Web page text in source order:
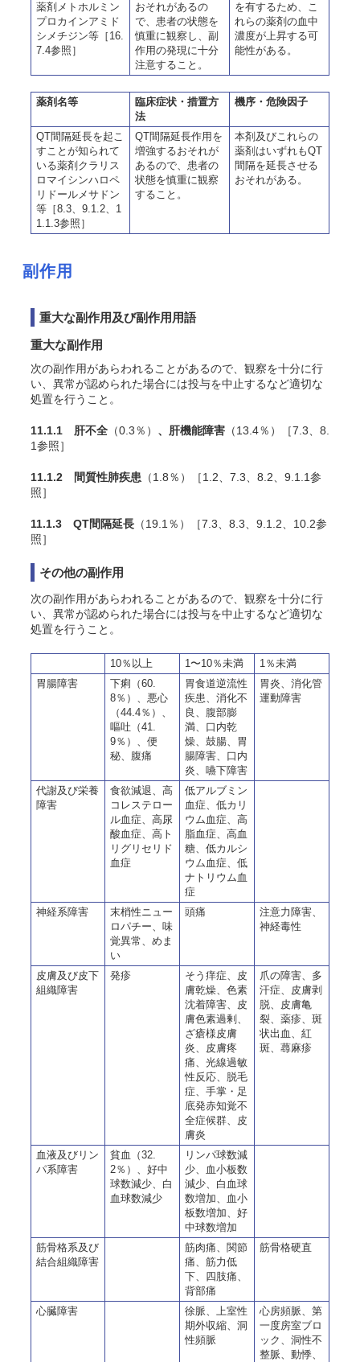
薬剤メトホルミン
プロカインアミド
シメチジン等［16.
7.4参照］
おそれがあるの
で、患者の状態を
慎重に観察し、副
作用の発現に十分
注意すること。
を有するため、こ
れらの薬剤の血中
濃度が上昇する可
能性がある。
薬剤名等
臨床症状・措置方
法
機序・危険因子
QT間隔延長を起こ
すことが知られて
いる薬剤クラリス
ロマイシンハロペ
リドールメサドン
等［8.3、9.1.2、1
1.1.3参照］
QT間隔延長作用を
増強するおそれが
あるので、患者の
状態を慎重に観察
すること。
本剤及びこれらの
薬剤はいずれもQT
間隔を延長させる
おそれがある。
副作用
重大な副作用及び副作用用語
重大な副作用
次の副作用があらわれることがあるので、観察を十分に行
い、異常が認められた場合には投与を中止するなど適切な
処置を行うこと。
11.1.1 肝不全 （0.3％） 、肝機能障害 （13.4％）［7.3、8.
1参照］
11.1.2 間質性肺疾患 （1.8％）［1.2、7.3、8.2、9.1.1参
照］
11.1.3 QT間隔延長 （19.1％）［7.3、8.3、9.1.2、10.2参
照］
その他の副作用
次の副作用があらわれることがあるので、観察を十分に行
い、異常が認められた場合には投与を中止するなど適切な
処置を行うこと。
10％以上 1〜10％未満
1％未満
胃腸障害
下痢（60.
8％）、悪心
（44.4％）、
嘔吐（41.
9％）、便
秘、腹痛
胃食道逆流性
疾患、消化不
良、腹部膨
満、口内乾
燥、鼓腸、胃
腸障害、口内
炎、嚥下障害
胃炎、消化管
運動障害
代謝及び栄養
障害
食欲減退、高
コレステロー
ル血症、高尿
酸血症、高ト
リグリセリド
血症
低アルブミン
血症、低カリ
ウム血症、高
脂血症、高血
糖、低カルシ
ウム血症、低
ナトリウム血
症
神経系障害
末梢性ニュー
ロパチー、味
覚異常、めま
い
頭痛
注意力障害、
神経毒性
皮膚及び皮下
組織障害
発疹
そう痒症、皮
膚乾燥、色素
沈着障害、皮
膚色素過剰、
ざ瘡様皮膚
炎、皮膚疼
痛、光線過敏
性反応、脱毛
症、手掌・足
底発赤知覚不
全症候群、皮
膚炎
爪の障害、多
汗症、皮膚剥
脱、皮膚亀
裂、薬疹、斑
状出血、紅
斑、蕁麻疹
血液及びリン
パ系障害
貧血（32.
2％）、好中
球数減少、白
血球数減少
リンパ球数減
少、血小板数
減少、白血球
数増加、血小
板数増加、好
中球数増加
筋骨格系及び
結合組織障害
筋肉痛、関節
痛、筋力低
下、四肢痛、
背部痛
筋骨格硬直
心臓障害
徐脈、上室性
期外収縮、洞
性頻脈
心房頻脈、第
一度房室ブロ
ック、洞性不
整脈、動悸、